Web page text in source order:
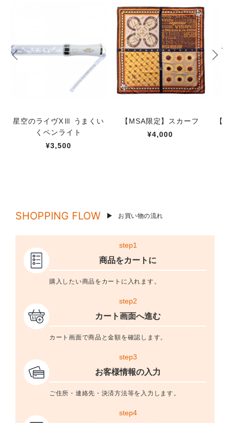
星空のライヴXⅢ うまくい
くペンライト
¥3,500
【MSA限定】スカーフ
¥4,000
【
SHOPPING FLOW お買い物の流れ
step1
商品をカートに
購入したい商品をカートに入れます。
step2
カート画面へ進む
カート画面で商品と金額を確認します。
step3
お客様情報の入力
ご住所・連絡先・決済方法等を入力します。
step4